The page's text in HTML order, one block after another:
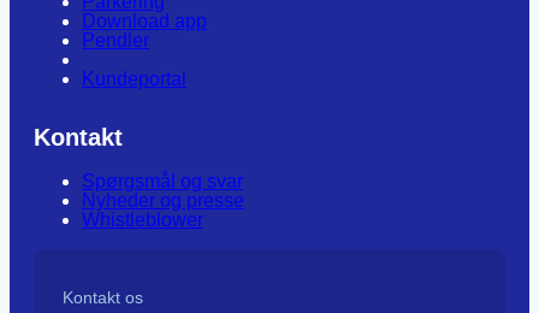
Download app
Pendler
Kundeportal
Kontakt
Spørgsmål og svar
Nyheder og presse
Whistleblower
Kontakt os